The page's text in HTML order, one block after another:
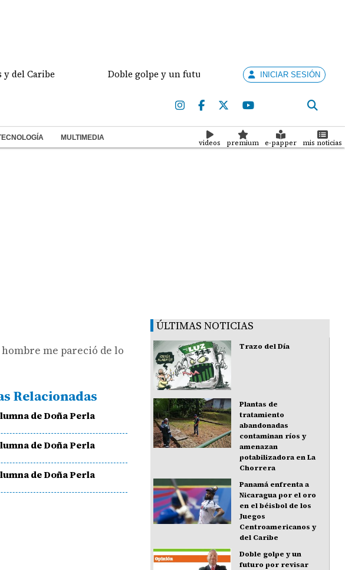
Caribe Doble golpe y un futuro por revisar Meduca
INICIAR SESIÓN
MULTIMEDIA
videos premium e-papper mis noticias
me pareció de lo
Relacionadas
de Doña Perla
de Doña Perla
de Doña Perla
ÚLTIMAS NOTICIAS
Trazo del Día
Plantas de
tratamiento
abandonadas
contaminan ríos y
amenazan
potabilizadora en La
Chorrera
Panamá enfrenta a
Nicaragua por el oro
en el béisbol de los
Juegos
Centroamericanos y
del Caribe
Doble golpe y un
futuro por revisar